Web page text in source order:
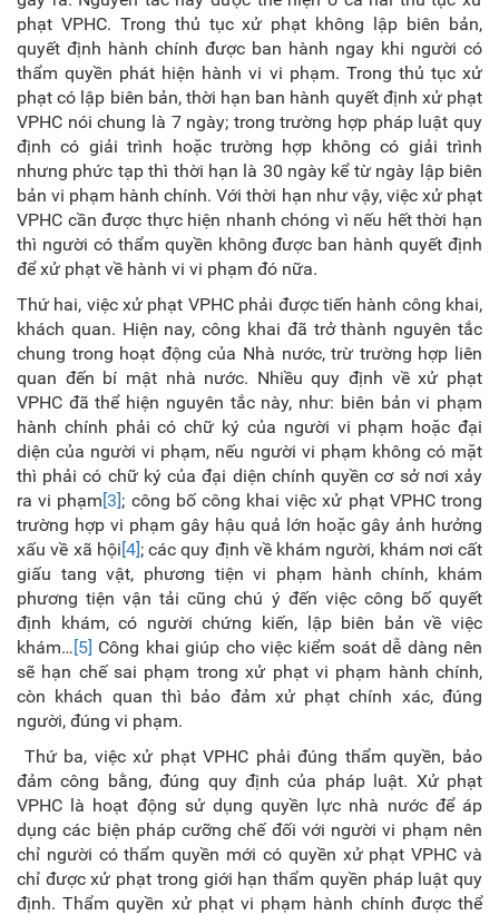
phạt VPHC. Trong thủ tục xử phạt không lập biên bản,
quyết định hành chính được ban hành ngay khi người có
thẩm quyền phát hiện hành vi vi phạm. Trong thủ tục xử
phạt có lập biên bản, thời hạn ban hành quyết định xử phạt
VPHC nói chung là 7 ngày; trong trường hợp pháp luật quy
định có giải trình hoặc trường hợp không có giải trình
nhưng phức tạp thì thời hạn là 30 ngày kể từ ngày lập biên
bản vi phạm hành chính. Với thời hạn như vậy, việc xử phạt
VPHC cần được thực hiện nhanh chóng vì nếu hết thời hạn
thì người có thẩm quyền không được ban hành quyết định
để xử phạt về hành vi vi phạm đó nữa.
Thứ hai, việc xử phạt VPHC phải được tiến hành công khai,
khách quan. Hiện nay, công khai đã trở thành nguyên tắc
chung trong hoạt động của Nhà nước, trừ trường hợp liên
quan đến bí mật nhà nước. Nhiều quy định về xử phạt
VPHC đã thể hiện nguyên tắc này, như: biên bản vi phạm
hành chính phải có chữ ký của người vi phạm hoặc đại
diện của người vi phạm, nếu người vi phạm không có mặt
thì phải có chữ ký của đại diện chính quyền cơ sở nơi xảy
ra vi phạm[3]; công bố công khai việc xử phạt VPHC trong
trường hợp vi phạm gây hậu quả lớn hoặc gây ảnh hưởng
xấu về xã hội[4]; các quy định về khám người, khám nơi cất
giấu tang vật, phương tiện vi phạm hành chính, khám
phương tiện vận tải cũng chú ý đến việc công bố quyết
định khám, có người chứng kiến, lập biên bản về việc
khám…[5] Công khai giúp cho việc kiểm soát dễ dàng nên
sẽ hạn chế sai phạm trong xử phạt vi phạm hành chính,
còn khách quan thì bảo đảm xử phạt chính xác, đúng
người, đúng vi phạm.
Thứ ba, việc xử phạt VPHC phải đúng thẩm quyền, bảo
đảm công bằng, đúng quy định của pháp luật. Xử phạt
VPHC là hoạt động sử dụng quyền lực nhà nước để áp
dụng các biện pháp cưỡng chế đối với người vi phạm nên
chỉ người có thẩm quyền mới có quyền xử phạt VPHC và
chỉ được xử phạt trong giới hạn thẩm quyền pháp luật quy
định. Thẩm quyền xử phạt vi phạm hành chính được thể